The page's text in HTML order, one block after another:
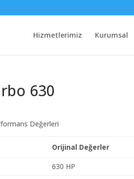
Hizmetlerimiz Kurumsal
630
Değerleri
Orijinal Değerler
630 HP